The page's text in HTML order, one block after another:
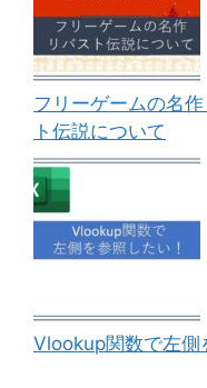
フリーゲームの名
ト伝説について
Vlookup関数で左側